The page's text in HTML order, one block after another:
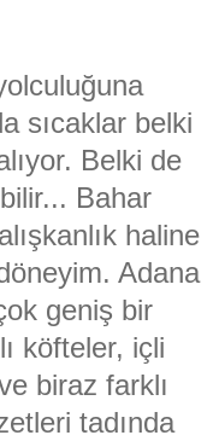
sıcaklar belki
Belki de
Bahar
alışkanlık haline
Adana
geniş bir
köfteler, içli
biraz farklı
tadında